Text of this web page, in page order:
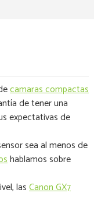
camaras compactas
de tener una
expectativas de
sea al menos de
hablamos sobre
lasCanon GX7